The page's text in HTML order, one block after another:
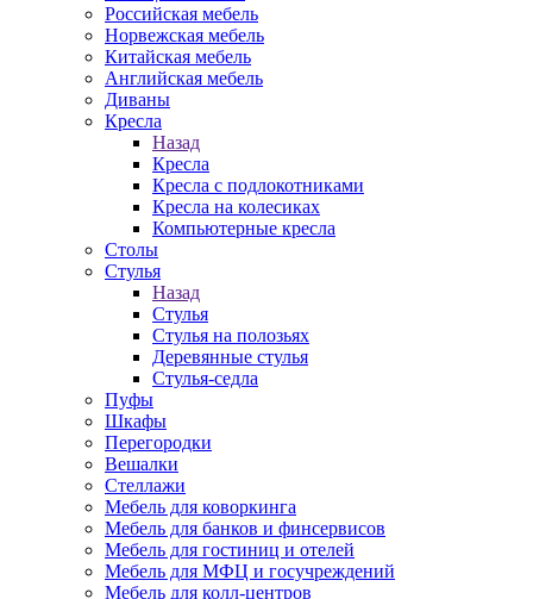
Российская мебель
Норвежская мебель
Китайская мебель
Английская мебель
Диваны
Кресла
Назад
Кресла
Кресла с подлокотниками
Кресла на колесиках
Компьютерные кресла
Столы
Стулья
Назад
Стулья
Стулья на полозьях
Деревянные стулья
Стулья-седла
Пуфы
Шкафы
Перегородки
Вешалки
Стеллажи
Мебель для коворкинга
Мебель для банков и финсервисов
Мебель для гостиниц и отелей
Мебель для МФЦ и госучреждений
Мебель для колл-центров